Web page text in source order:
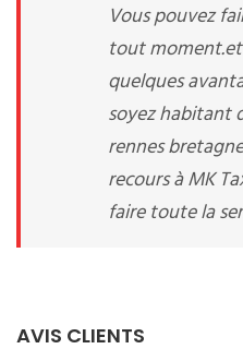
Vous pouvez
tout
quelques
soyez habitant
rennes
recours à MK
faire toute la
AVIS CLIENTS